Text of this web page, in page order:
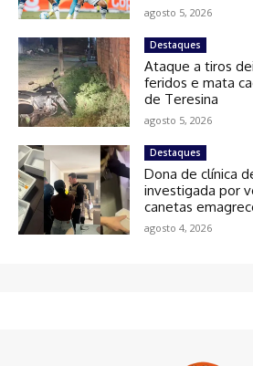
agosto 5, 2026
Destaques
Ataque a tiros
feridos e mata
de Teresina
agosto 5, 2026
Destaques
Dona de clínica
investigada por
canetas
agosto 4, 2026